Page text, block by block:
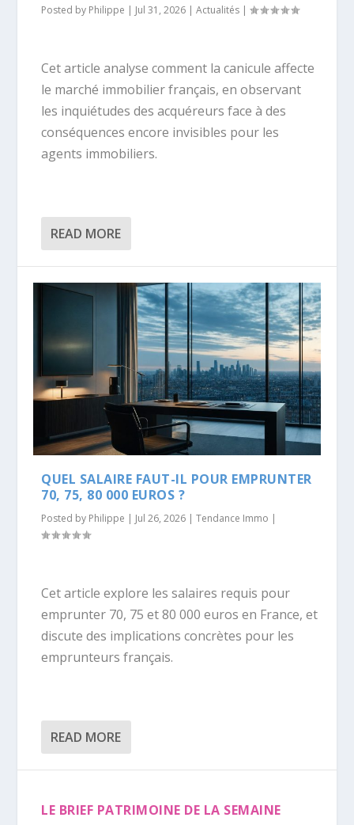
Posted by Philippe | Jul 31, 2026 |Actualités |
Cet article analyse comment la canicule affecte
le marché immobilier français, en observant
les inquiétudes des acquéreurs face à des
conséquences encore invisibles pour les
agents immobiliers.
READ MORE
QUEL SALAIRE FAUT-IL POUR EMPRUNTER
70, 75, 80 000 EUROS ?
Posted by Philippe | Jul 26, 2026 |Tendance Immo |
Cet article explore les salaires requis pour
emprunter 70, 75 et 80 000 euros en France, et
discute des implications concrètes pour les
emprunteurs français.
READ MORE
LE BRIEF PATRIMOINE DE LA SEMAINE